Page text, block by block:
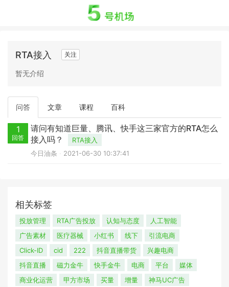
RTA接入 关注
暂无介绍
问答 文章 课程 百科
1
回答
请问有知道巨量、腾讯、快手这三家官方的RTA怎么
接入吗？
RTA接入
今日油条
2021-06-30 10:37:41
相关标签
投放管理 RTA广告投放 认知与态度
人工智能
广告素材
医疗器械 小红书 线下
引流电商
Click-ID
cid 222 抖音直播带货
兴趣电商
抖音直播
磁力金牛 快手金牛 电商 平台
媒体
商业化运营
甲方市场 买量 增量 神马UC广告